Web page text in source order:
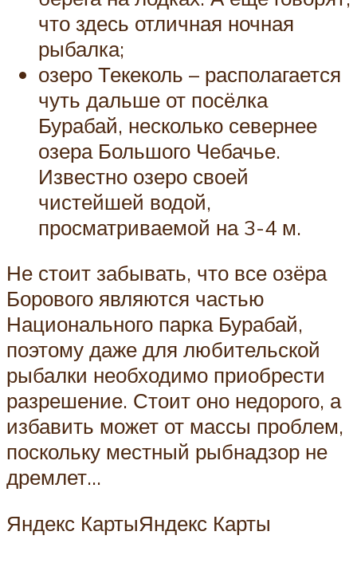
что здесь отличная ночная
рыбалка;
озеро Текеколь – располагается
чуть дальше от посёлка
Бурабай, несколько севернее
озера Большого Чебачье.
Известно озеро своей
чистейшей водой,
просматриваемой на 3-4 м.
Не стоит забывать, что все озёра
Борового являются частью
Национального парка Бурабай,
поэтому даже для любительской
рыбалки необходимо приобрести
разрешение. Стоит оно недорого, а
избавить может от массы проблем,
поскольку местный рыбнадзор не
дремлет…
Яндекс КартыЯндекс Карты